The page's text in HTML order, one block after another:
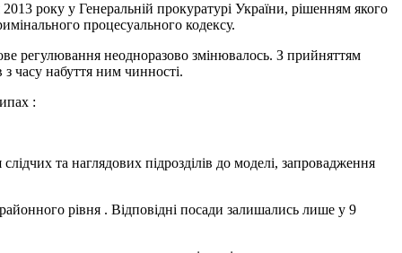
року у Генеральній прокуратурі України, рішенням якого
процесуального кодексу.
регулювання неодноразово змінювалось. З прийняттям
часу набуття ним чинності.
:
та наглядових підрозділів до моделі, запровадження
рівня . Відповідні посади залишались лише у 9